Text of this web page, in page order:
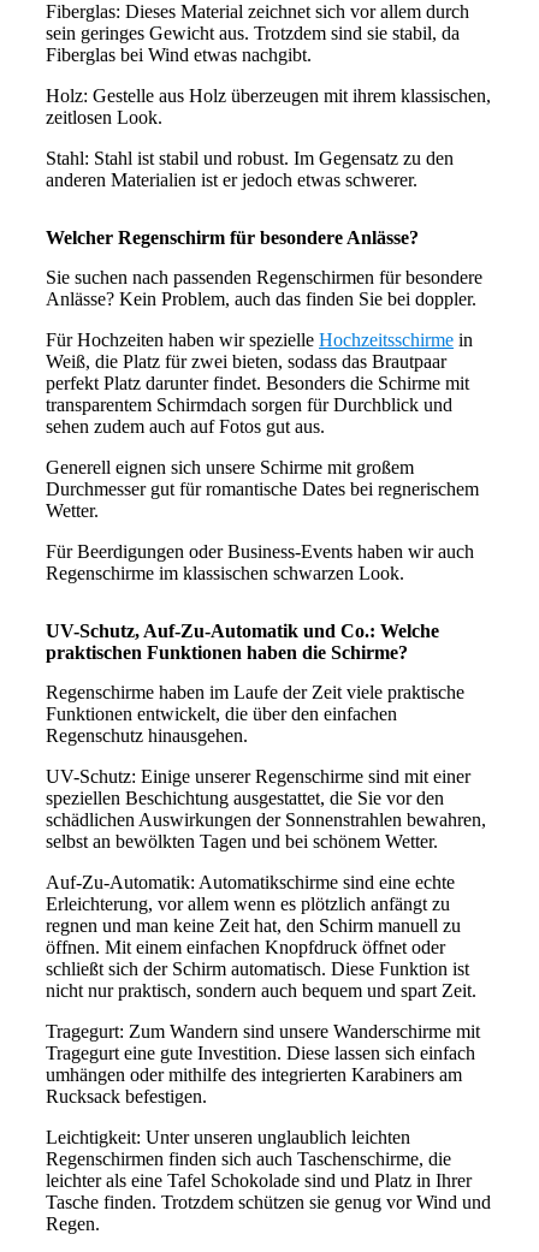
Fiberglas: Dieses Material zeichnet sich vor allem durch
sein geringes Gewicht aus. Trotzdem sind sie stabil, da
Fiberglas bei Wind etwas nachgibt.
Holz: Gestelle aus Holz überzeugen mit ihrem klassischen,
zeitlosen Look.
Stahl: Stahl ist stabil und robust. Im Gegensatz zu den
anderen Materialien ist er jedoch etwas schwerer.
Welcher Regenschirm für besondere Anlässe?
Sie suchen nach passenden Regenschirmen für besondere
Anlässe? Kein Problem, auch das finden Sie bei doppler.
Für Hochzeiten haben wir spezielle Hochzeitsschirme in
Weiß, die Platz für zwei bieten, sodass das Brautpaar
perfekt Platz darunter findet. Besonders die Schirme mit
transparentem Schirmdach sorgen für Durchblick und
sehen zudem auch auf Fotos gut aus.
Generell eignen sich unsere Schirme mit großem
Durchmesser gut für romantische Dates bei regnerischem
Wetter.
Für Beerdigungen oder Business-Events haben wir auch
Regenschirme im klassischen schwarzen Look.
UV-Schutz, Auf-Zu-Automatik und Co.: Welche
praktischen Funktionen haben die Schirme?
Regenschirme haben im Laufe der Zeit viele praktische
Funktionen entwickelt, die über den einfachen
Regenschutz hinausgehen.
UV-Schutz: Einige unserer Regenschirme sind mit einer
speziellen Beschichtung ausgestattet, die Sie vor den
schädlichen Auswirkungen der Sonnenstrahlen bewahren,
selbst an bewölkten Tagen und bei schönem Wetter.
Auf-Zu-Automatik: Automatikschirme sind eine echte
Erleichterung, vor allem wenn es plötzlich anfängt zu
regnen und man keine Zeit hat, den Schirm manuell zu
öffnen. Mit einem einfachen Knopfdruck öffnet oder
schließt sich der Schirm automatisch. Diese Funktion ist
nicht nur praktisch, sondern auch bequem und spart Zeit.
Tragegurt: Zum Wandern sind unsere Wanderschirme mit
Tragegurt eine gute Investition. Diese lassen sich einfach
umhängen oder mithilfe des integrierten Karabiners am
Rucksack befestigen.
Leichtigkeit: Unter unseren unglaublich leichten
Regenschirmen finden sich auch Taschenschirme, die
leichter als eine Tafel Schokolade sind und Platz in Ihrer
Tasche finden. Trotzdem schützen sie genug vor Wind und
Regen.